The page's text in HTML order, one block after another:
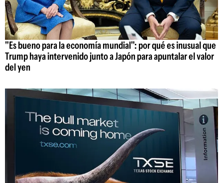
"Es bueno para la economía mundial": por qué es inusual que
Trump haya intervenido junto a Japón para apuntalar el valor
del yen